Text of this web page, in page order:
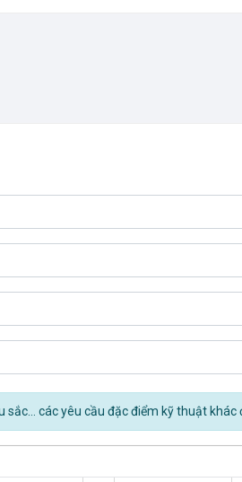
các yêu cầu đặc điểm kỹ thuật khác